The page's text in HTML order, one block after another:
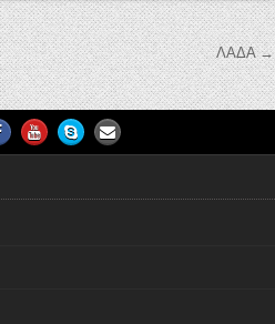
ΛΑΔΑ →
Facebook
YoutubeSkypeEmail Us